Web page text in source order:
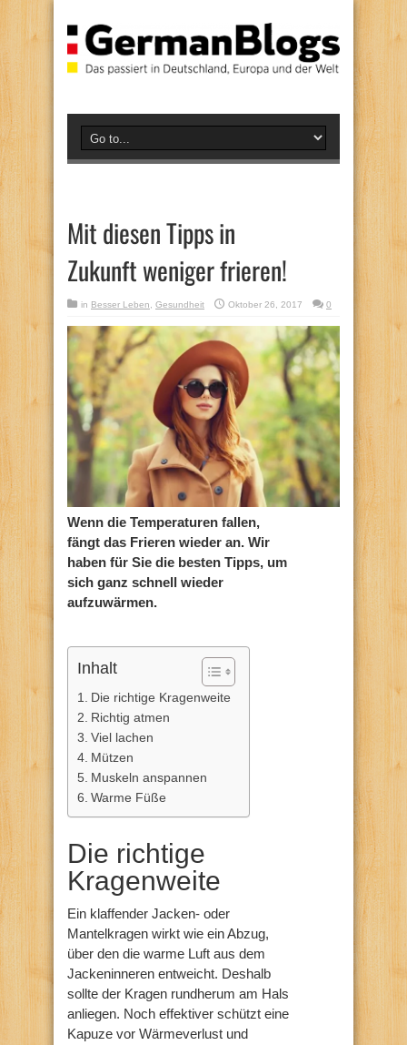
Mit diesen Tipps in
Zukunft weniger frieren!
in Besser Leben Gesundheit Oktober 26, 2017 0
Wenn die Temperaturen fallen,
fängt das Frieren wieder an. Wir
haben für Sie die besten Tipps, um
sich ganz schnell wieder
aufzuwärmen.
Inhalt
Die richtige Kragenweite
Richtig atmen
Viel lachen
Mützen
Muskeln anspannen
Warme Füße
Die richtige
Kragenweite
Ein klaffender Jacken- oder
Mantelkragen wirkt wie ein Abzug,
über den die warme Luft aus dem
Jackeninneren entweicht. Deshalb
sollte der Kragen rundherum am Hals
anliegen. Noch effektiver schützt eine
Kapuze vor Wärmeverlust und